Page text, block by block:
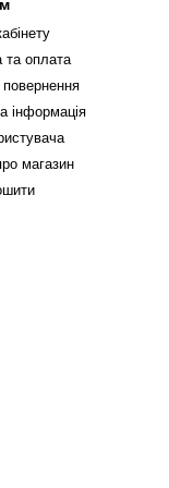
та оплата
інформація
магазин